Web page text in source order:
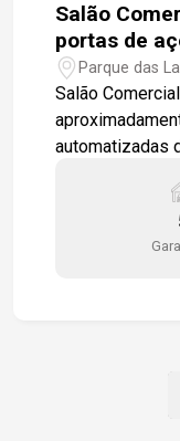
Salão
portas de
Parque das
Salão
automatizadas
banheiros.
com telhas
lead. Imóvel